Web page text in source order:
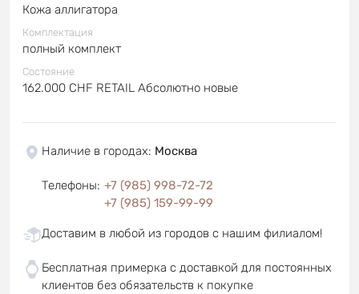
Кожа аллигатора
Комплектация
полный комплект
Состояние
162.000 CHF RETAIL Абсолютно новые
Наличие в городах: Москва
Телефоны: +7 (985) 998-72-72
+7 (985) 159-99-99
Доставим в любой из городов с нашим филиалом!
Бесплатная примерка с доставкой для постоянных
клиентов без обязательств к покупке